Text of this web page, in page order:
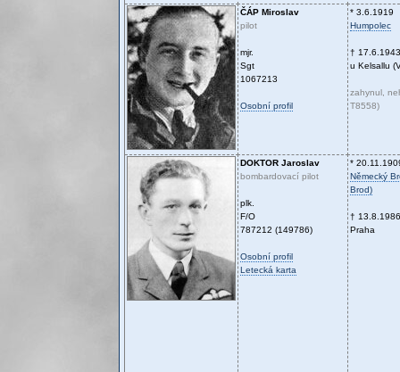
ČÁP Miroslav
pilot
mjr.
Sgt
1067213
Osobní profil
* 3.6.1919
Humpolec
† 17.6.1943
u Kelsallu
zahynul,
T8558)
DOKTOR Jaroslav
bombardovací pilot
plk.
F/O
787212 (149786)
Osobní profil
Letecká karta
*
Německý
Brod)
† 13.8.1986
Praha